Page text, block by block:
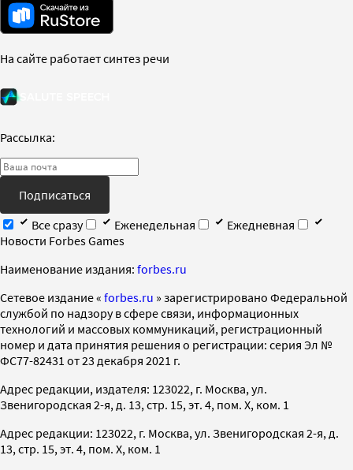
На сайте работает синтез речи
Рассылка:
Подписаться
Все сразу
Еженедельная
Ежедневная
Новости Forbes Games
Наименование издания: forbes.ru
Cетевое издание « forbes.ru » зарегистрировано Федеральной
службой по надзору в сфере связи, информационных
технологий и массовых коммуникаций, регистрационный
номер и дата принятия решения о регистрации: серия Эл №
ФС77-82431 от 23 декабря 2021 г.
Адрес редакции, издателя: 123022, г. Москва, ул.
Звенигородская 2-я, д. 13, стр. 15, эт. 4, пом. X, ком. 1
Адрес редакции: 123022, г. Москва, ул. Звенигородская 2-я, д.
13, стр. 15, эт. 4, пом. X, ком. 1